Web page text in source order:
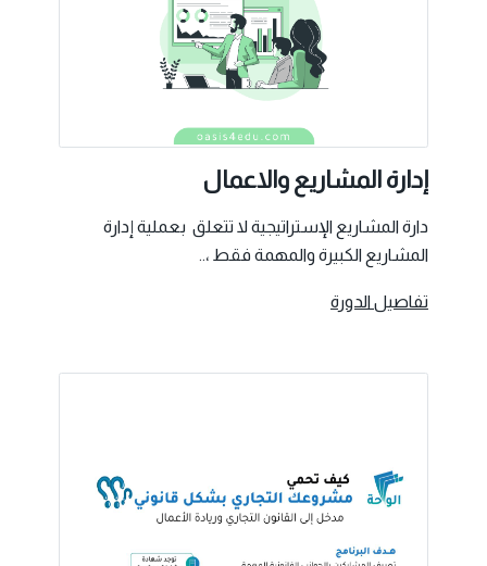
إدارة المشاريع والاعمال
دارة المشاريع الإستراتيجية لا تتعلق بعملية إدارة
المشاريع الكبيرة والمهمة فقط ،..
تفاصيل الدورة